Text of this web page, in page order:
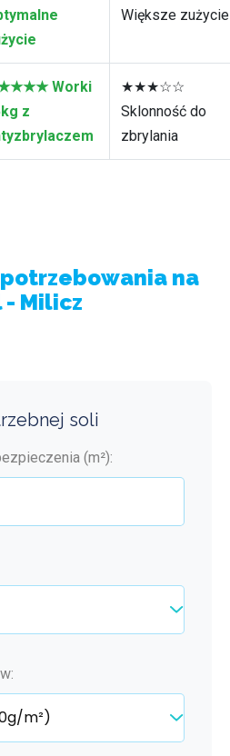
Większe zużycie
Worki
z
★★★☆☆
Sklonność do
zbrylania
na
- Milicz
soli
(m²):